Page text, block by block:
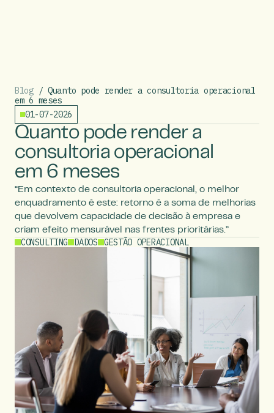
Blog/ Quanto pode render a consultoria operacional
em 6 meses
01-07-2026
Quanto pode render a
consultoria operacional
em 6 meses
“Em contexto de consultoria operacional, o melhor
enquadramento é este: retorno é a soma de melhorias
que devolvem capacidade de decisão à empresa e
criam efeito mensurável nas frentes prioritárias.”
CONSULTING DADOS GESTÃO OPERACIONAL